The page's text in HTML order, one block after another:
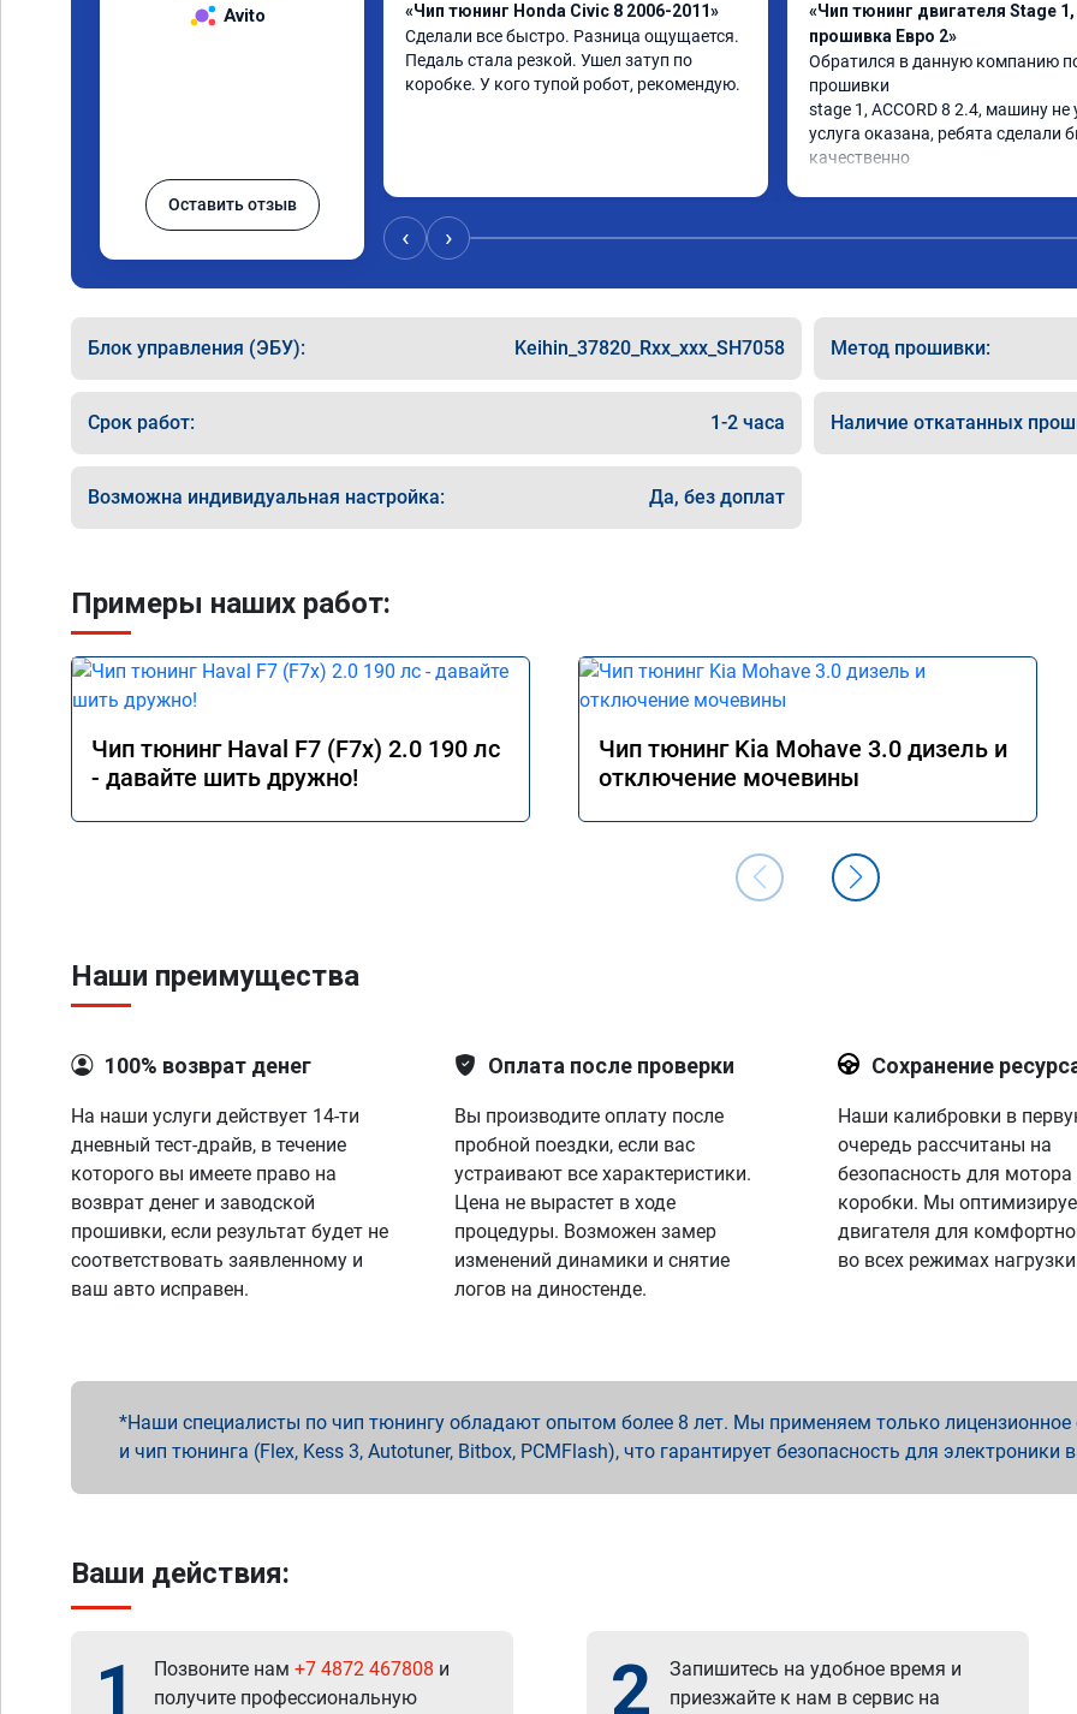
Avito
Оставить отзыв
«Чип тюнинг Honda Civic 8 2006-2011»
Сделали все быстро. Разница ощущается.
Педаль стала резкой. Ушел затуп по
коробке. У кого тупой робот, рекомендую.
«Чип тюнинг двигателя Stage 1,
прошивка Евро 2»
Обратился в данную компанию
прошивки
stage 1, ACCORD 8 2.4, машину не
услуга оказана, ребята сделали
качественно
‹ ›
Блок управления (ЭБУ): Keihin_37820_Rxx_xxx_SH7058 Метод прошивки:
Срок работ: 1-2 часа Наличие откатанных
Возможна индивидуальная настройка: Да, без доплат
Примеры наших работ:
Чип тюнинг Haval F7 (F7x) 2.0 190 лс
- давайте шить дружно!
Чип тюнинг Kia Mohave 3.0 дизель и
отключение мочевины
Наши преимущества
100% возврат денег
На наши услуги действует 14-ти
дневный тест-драйв, в течение
которого вы имеете право на
возврат денег и заводской
прошивки, если результат будет не
соответствовать заявленному и
ваш авто исправен.
Оплата после проверки
Вы производите оплату после
пробной поездки, если вас
устраивают все характеристики.
Цена не вырастет в ходе
процедуры. Возможен замер
изменений динамики и снятие
логов на диностенде.
Сохранение
Наши калибровки в
очередь рассчитаны на
безопасность для мотора
коробки. Мы
двигателя для
во всех режимах
Наши специалисты по чип тюнингу обладают опытом более 8 лет. Мы применяем только лицензионное
и чип тюнинга (Flex, Kess 3, Autotuner, Bitbox, PCMFlash), что гарантирует безопасность для электроники
Ваши действия:
1 Позвоните нам +7 4872 467808 и
получите профессиональную
2
Запишитесь на удобное время и
приезжайте к нам в сервис на